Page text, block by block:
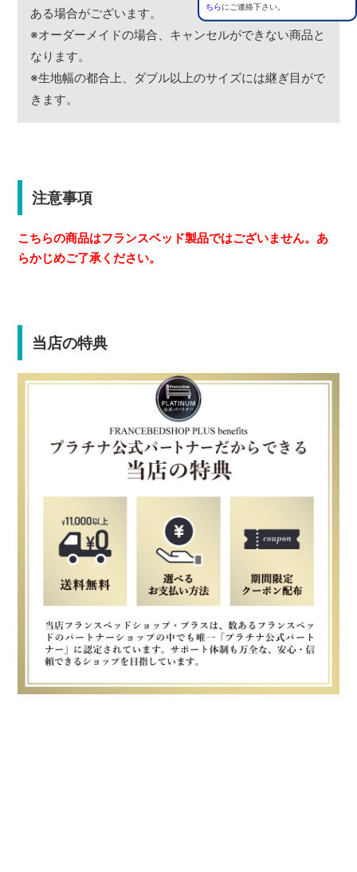
ちらにご連絡下さい。
ある場合がございます。
※オーダーメイドの場合、キャンセルができない商品と
なります。
※生地幅の都合上、ダブル以上のサイズには継ぎ目がで
きます。
注意事項
こちらの商品はフランスベッド製品ではございません。あ
らかじめご了承ください。
当店の特典